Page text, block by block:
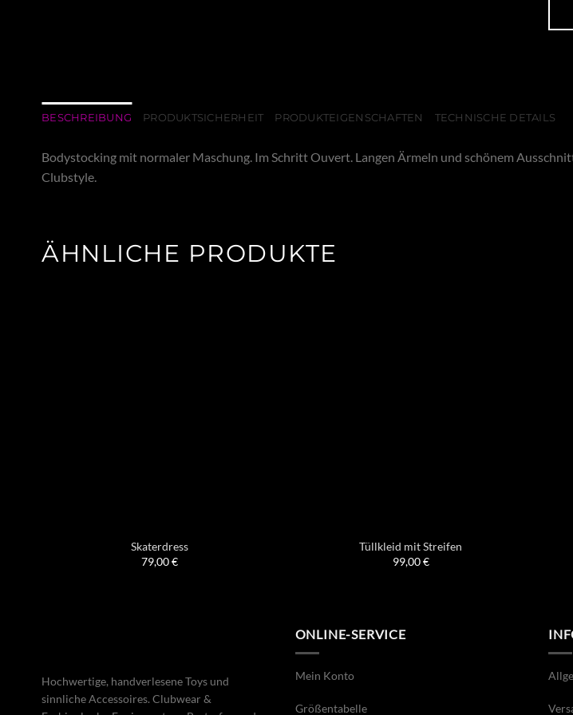
BESCHREIBUNG PRODUKTSICHERHEIT PRODUKTEIGENSCHAFTEN TECHNISCHE DETAILS
Bodystocking mit normaler Maschung. Im Schritt Ouvert. Langen Ärmeln und schönem
Clubstyle.
ÄHNLICHE PRODUKTE
Skaterdress
79,00€
Tüllkleid mit Streifen
99,00€
Hochwertige, handverlesene Toys und
sinnliche Accessoires. Clubwear &
ONLINE-SERVICE
Mein Konto
Größentabelle